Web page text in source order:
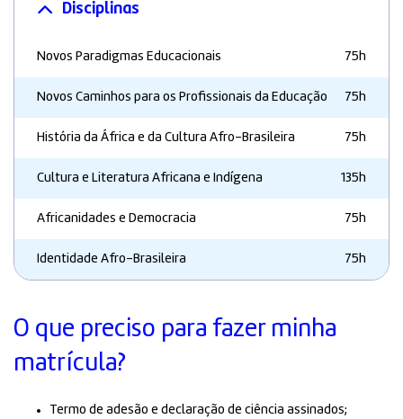
Disciplinas
Novos Paradigmas Educacionais 75h
Novos Caminhos para os Profissionais da Educação 75h
História da África e da Cultura Afro-Brasileira 75h
Cultura e Literatura Africana e Indígena 135h
Africanidades e Democracia 75h
Identidade Afro-Brasileira 75h
O que preciso para fazer minha
matrícula?
Termo de adesão e declaração de ciência assinados;